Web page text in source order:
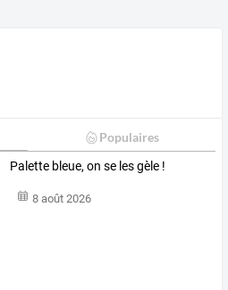
Populaires
Palette bleue, on se les gèle !
8 août 2026